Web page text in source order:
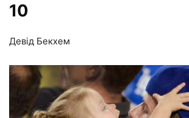
10
Девід Бекхем